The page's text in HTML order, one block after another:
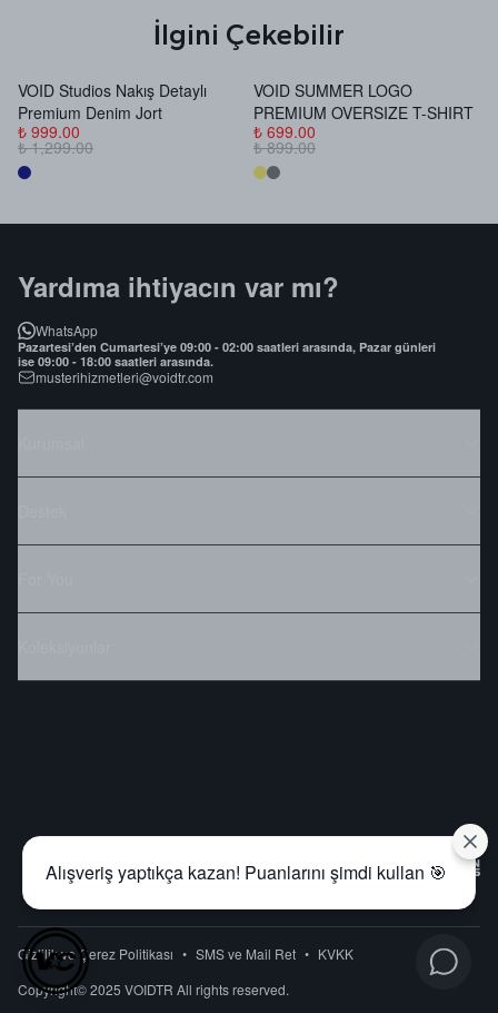
İlgini Çekebilir
VOID Studios Nakış Detaylı
Premium Denim Jort
₺ 999.00
₺ 1,299.00
VOID SUMMER LOGO
PREMIUM OVERSIZE T-SHIRT
₺ 699.00
₺ 899.00
Yardıma ihtiyacın var mı?
WhatsApp
Pazartesi’den Cumartesi’ye 09:00 - 02:00 saatleri arasında, Pazar günleri
ise 09:00 - 18:00 saatleri arasında.
musterihizmetleri@voidtr.com
Gizlilik ve Çerez Politikası • SMS ve Mail Ret • KVKK
Copyright© 2025 VOIDTR All rights reserved.
Alışveriş yaptıkça kazan! Puanlarını şimdi kullan 🎯